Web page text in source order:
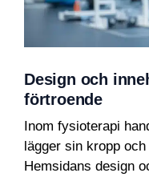
Design och
förtroende
Inom fysioterapi
lägger sin kropp
Hemsidans design